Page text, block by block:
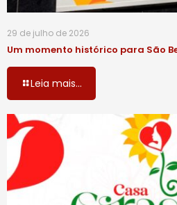
29 de julho de 2026
Um momento histórico para São
Leia mais...